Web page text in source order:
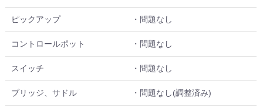
ピックアップ ・問題なし
コントロールポット ・問題なし
スイッチ ・問題なし
ブリッジ、サドル ・問題なし(調整済み)